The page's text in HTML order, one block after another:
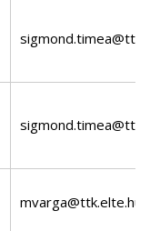
mvarga@ttk.elte.hu